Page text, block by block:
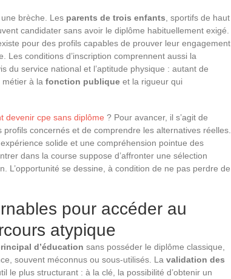
brèche. Les parents de trois enfants , sportifs de haut
candidater sans avoir le diplôme habituellement exigé.
pour des profils capables de prouver leur engagement
Les conditions d’inscription comprennent aussi la
du service national et l’aptitude physique : autant de
métier à la fonction publique et la rigueur qui
devenir cpe sans diplôme ? Pour avancer, il s’agit de
concernés et de comprendre les alternatives réelles.
solide et une compréhension pointue des
dans la course suppose d’affronter une sélection
L’opportunité se dessine, à condition de ne pas perdre de
pour accéder au
atypique
d’éducation sans posséder le diplôme classique,
souvent méconnus ou sous-utilisés. La validation des
le plus structurant : à la clé, la possibilité d’obtenir un